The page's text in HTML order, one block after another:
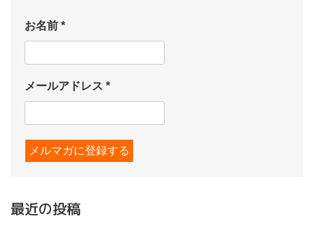
お名前 *
メールアドレス *
最近の投稿